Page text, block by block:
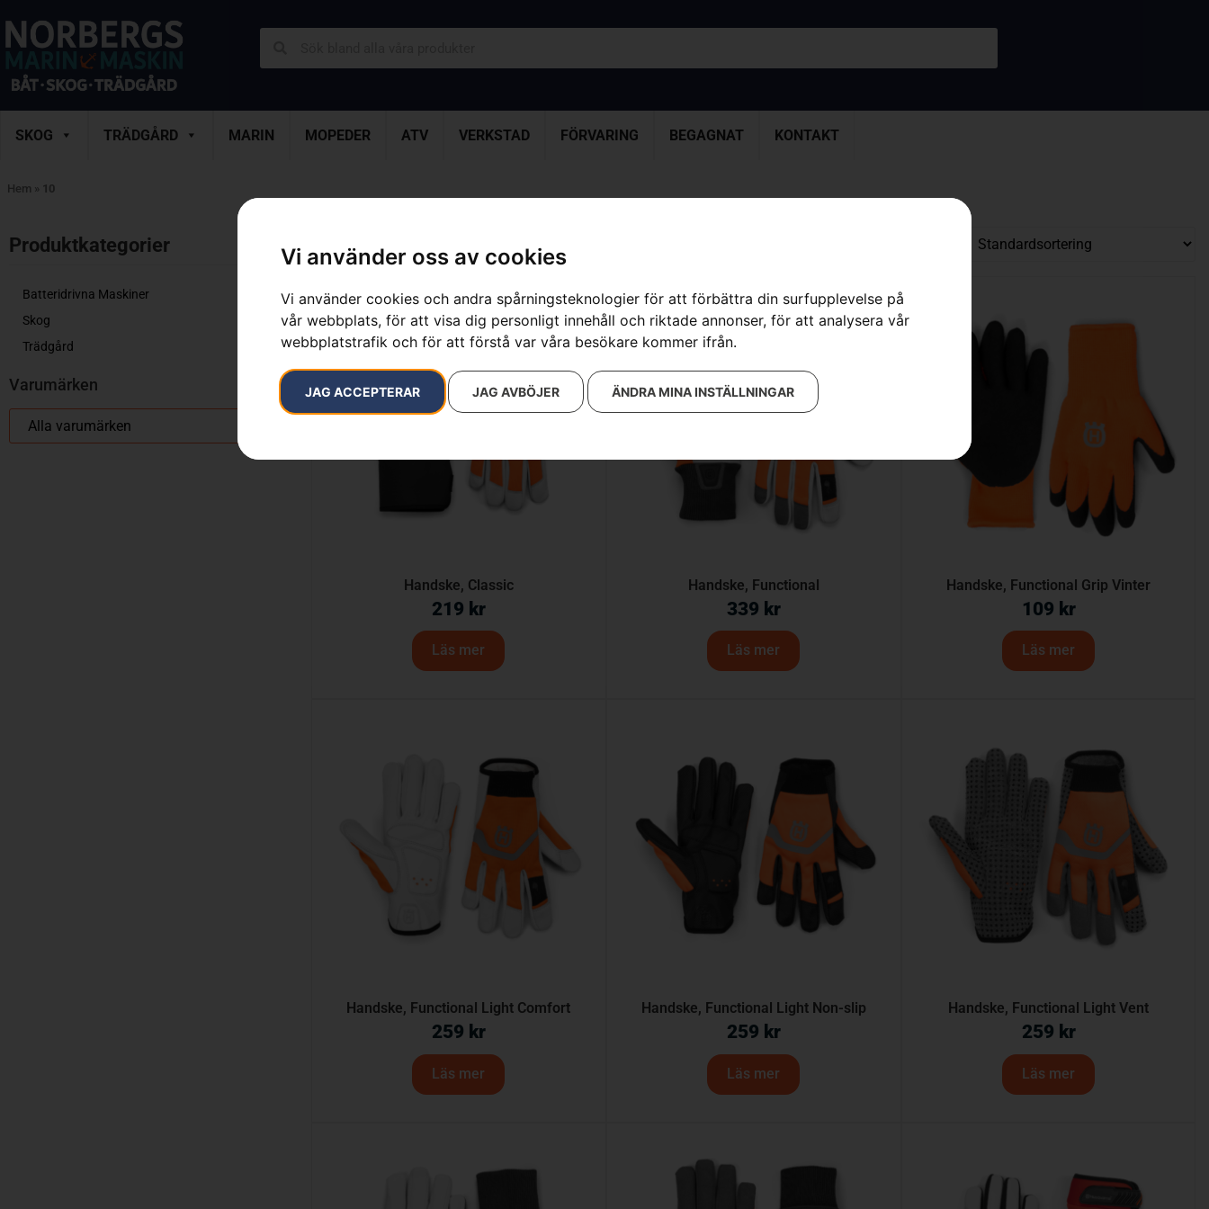
Vi använder oss av cookies
Vi använder cookies och andra spårningsteknologier för att förbättra din surfupplevelse på
vår webbplats, för att visa dig personligt innehåll och riktade annonser, för att analysera vår
webbplatstrafik och för att förstå var våra besökare kommer ifrån.
JAG ACCEPTERAR JAG AVBÖJER ÄNDRA MINA INSTÄLLNINGAR
SKOG TRÄDGÅRD MARIN MOPEDER ATV VERKSTAD FÖRVARING BEGAGNAT KONTAKT
Hem » 10
Produktkategorier​
Batteridrivna Maskiner
Skog
Trädgård
Varumärken
Handske, Classic
219 kr
Läs mer
Handske, Functional
339 kr
Läs mer
Handske, Functional Grip Vinter
109 kr
Läs mer
Handske, Functional Light Comfort
259 kr
Läs mer
Handske, Functional Light Non-slip
259 kr
Läs mer
Handske, Functional Light Vent
259 kr
Läs mer